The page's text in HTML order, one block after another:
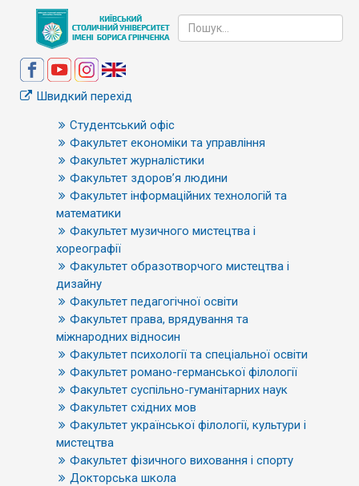
Швидкий перехід
Студентський офіс
Факультет економіки та управління
Факультет журналістики
Факультет здоров’я людини
Факультет інформаційних технологій та
математики
Факультет музичного мистецтва і
хореографії
Факультет образотворчого мистецтва і
дизайну
Факультет педагогічної освіти
Факультет права, врядування та
міжнародних відносин
Факультет психології та спеціальної освіти
Факультет романо-германської філології
Факультет суспільно-гуманітарних наук
Факультет східних мов
Факультет української філології, культури і
мистецтва
Факультет фізичного виховання і спорту
Докторська школа